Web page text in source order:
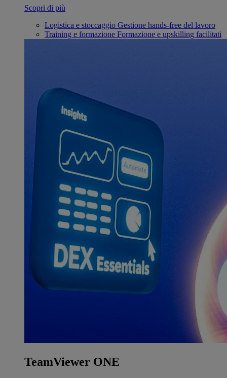
Scopri di più
Logistica e stoccaggio Gestione hands-free del lavoro
Training e formazione Formazione e upskilling facilitati
TeamViewer ONE